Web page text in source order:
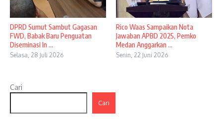
DPRD Sumut Sambut Gagasan
FWD, Babak Baru Penguatan
Diseminasi In ...
Selasa, 28 Juli 2026
Rico Waas Sampaikan Nota
Jawaban APBD 2025, Pemko
Medan Anggarkan ...
Senin, 22 Juni 2026
Cari
Cari